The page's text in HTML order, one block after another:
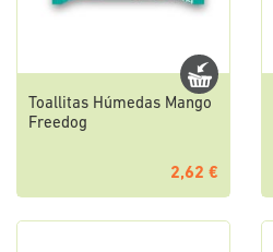
Toallitas Húmedas Mango
Freedog
2,62 €